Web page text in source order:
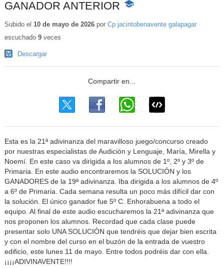
GANADOR ANTERIOR
-
educativo
Subido el 10 de mayo de 2026por Cp jacintobenavente galapagar
escuchado 9veces
Descargar
Esta es la 21ª adivinanza del maravilloso juego/concurso creado
por nuestras especialistas de Audición y Lenguaje, María, Mirella y
Noemí. En este caso va dirigida a los alumnos de 1º, 2º y 3º de
Primaria. En este audio encontraremos la SOLUCIÓN y los
GANADORES de la 19ª adivinanza. Iba dirigida a los alumnos de 4º
a 6º de Primaria. Cada semana resulta un poco más difícil dar con
la solución. El único ganador fue 5º C. Enhorabuena a todo el
equipo. Al final de este audio escucharemos la 21ª adivinanza que
nos proponen los alumnos. Recordad que cada clase puede
presentar solo UNA SOLUCIÓN que tendréis que dejar bien escrita
y con el nombre del curso en el buzón de la entrada de vuestro
edificio, este lunes 11 de mayo. Entre todos podréis dar con ella.
¡¡¡¡ADIVINAVENTE!!!!